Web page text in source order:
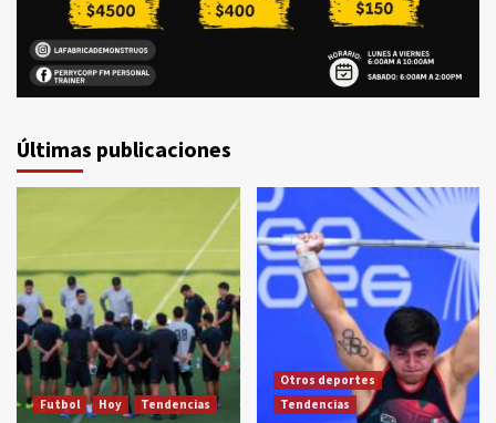
Últimas publicaciones
Futbol Hoy Tendencias
Otros deportes
Tendencias